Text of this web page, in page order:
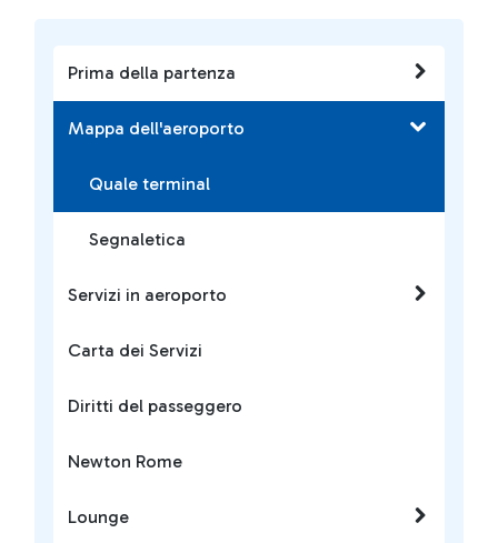
Prima della partenza
Mappa dell'aeroporto
Quale terminal
Segnaletica
Servizi in aeroporto
Carta dei Servizi
Diritti del passeggero
Newton Rome
Lounge